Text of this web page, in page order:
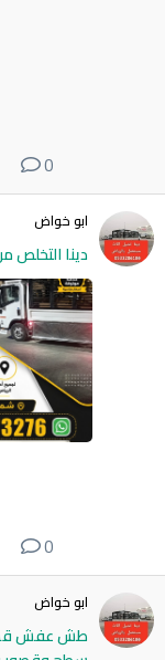
0
ابو خواض
دينا التخلص من
0
ابو خواض